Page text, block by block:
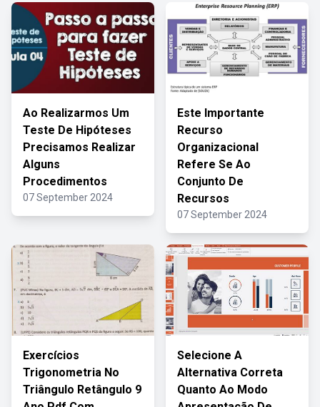
Ao Realizarmos Um
Teste De Hipóteses
Precisamos Realizar
Alguns
Procedimentos
07 September 2024
Este Importante
Recurso
Organizacional
Refere Se Ao
Conjunto De
Recursos
07 September 2024
Exercícios
Trigonometria No
Triângulo Retângulo 9
Selecione A
Alternativa Correta
Quanto Ao Modo